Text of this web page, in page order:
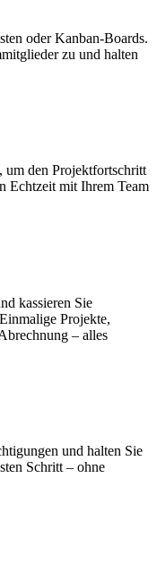
oder Kanban-Boards.
zu und halten
um den Projektfortschritt
Echtzeit mit Ihrem Team
kassieren Sie
Projekte,
– alles
und halten Sie
Schritt – ohne